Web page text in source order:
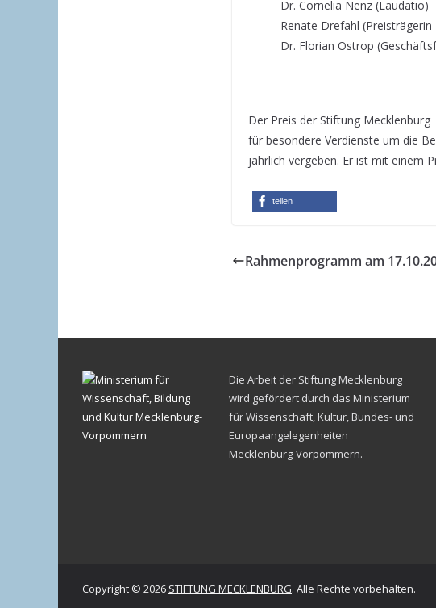
Dr. Cornelia Nenz (Laudatio)
Renate Drefahl (Preisträgerin
Dr. Florian Ostrop
Der Preis der Stiftung Mecklenburg
für besondere Verdienste um die
jährlich vergeben. Er ist mit einem
teilen
Rahmenprogramm am
Die Arbeit der Stiftung Mecklenburg
wird gefördert durch das Ministerium
für Wissenschaft, Kultur, Bundes- und
Europaangelegenheiten
Mecklenburg-Vorpommern.
Copyright © 2026 STIFTUNG MECKLENBURG. Alle Rechte vorbehalten.